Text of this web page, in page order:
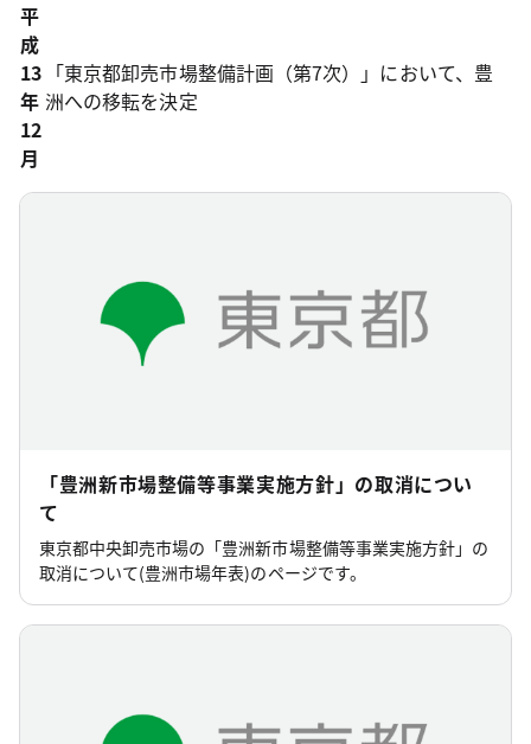
平
成
13
年
12
月
「東京都卸売市場整備計画（第7次）」において、豊
洲への移転を決定
「豊洲新市場整備等事業実施方針」の取消につい
て
東京都中央卸売市場の「豊洲新市場整備等事業実施方針」の
取消について(豊洲市場年表)のページです。